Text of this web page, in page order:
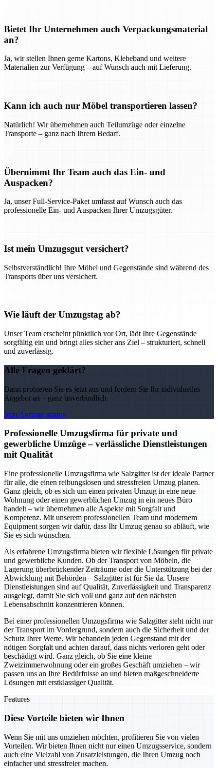
Bietet Ihr Unternehmen auch Verpackungsmaterial
an?
Ja, wir stellen Ihnen gerne Kartons, Klebeband und weitere
Materialien zur Verfügung – auf Wunsch auch mit Lieferung.
Kann ich auch nur Möbel transportieren lassen?
Natürlich! Wir übernehmen auch Teilumzüge oder einzelne
Transporte – ganz nach Ihrem Bedarf.
Übernimmt Ihr Team auch das Ein- und
Auspacken?
Ja, unser Full-Service-Paket umfasst auf Wunsch auch das
professionelle Ein- und Auspacken Ihrer Umzugsgüter.
Ist mein Umzugsgut versichert?
Selbstverständlich! Ihre Möbel und Gegenstände sind während des
Transports über uns versichert.
Wie läuft der Umzugstag ab?
Unser Team erscheint pünktlich vor Ort, lädt Ihre Gegenstände
sorgfältig ein und bringt alles sicher ans Ziel – strukturiert, schnell
und zuverlässig.
Alle Fragen geklärt?
Dann probieren Sie es jetzt aus und fordern Sie Ihr individuelles
Angebot an – ganz unverbindlich.
Jetzt Anfrage starten
Professionelle Umzugsfirma für private und
gewerbliche Umzüge – verlässliche Dienstleistungen
mit Qualität
Eine professionelle Umzugsfirma wie Salzgitter ist der ideale Partner
für alle, die einen reibungslosen und stressfreien Umzug planen.
Ganz gleich, ob es sich um einen privaten Umzug in eine neue
Wohnung oder einen gewerblichen Umzug in ein neues Büro
handelt – wir übernehmen alle Aspekte mit Sorgfalt und
Kompetenz. Mit unserem professionellen Team und modernem
Equipment sorgen wir dafür, dass Ihr Umzug genau so abläuft, wie
Sie es sich wünschen.
Als erfahrene Umzugsfirma bieten wir flexible Lösungen für private
und gewerbliche Kunden. Ob der Transport von Möbeln, die
Lagerung überbrückender Zeiträume oder die Unterstützung bei der
Abwicklung mit Behörden – Salzgitter ist für Sie da. Unsere
Dienstleistungen sind auf Qualität, Zuverlässigkeit und Transparenz
ausgelegt, damit Sie sich voll und ganz auf den nächsten
Lebensabschnitt konzentrieren können.
Bei einer professionellen Umzugsfirma wie Salzgitter steht nicht nur
der Transport im Vordergrund, sondern auch die Sicherheit und der
Schutz Ihrer Werte. Wir behandeln jeden Gegenstand mit der
nötigen Sorgfalt und achten darauf, dass nichts verloren geht oder
beschädigt wird. Ganz gleich, ob Sie eine kleine
Zweizimmerwohnung oder ein großes Geschäft umziehen – wir
passen uns an Ihre Bedürfnisse an und bieten maßgeschneiderte
Lösungen mit erstklassiger Qualität.
Features
Diese Vorteile bieten wir Ihnen
Wenn Sie mit uns umziehen möchten, profitieren Sie von vielen
Vorteilen. Wir bieten Ihnen nicht nur einen Umzugsservice, sondern
auch eine Vielzahl von Zusatzleistungen, die Ihren Umzug noch
einfacher und stressfreier machen.